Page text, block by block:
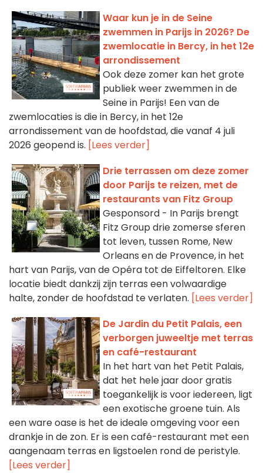
Waar kun je in de Seine
zwemmen in Parijs in 2026? De
zwemlocatie in Bercy, in het 12e
arrondissement
Ook deze zomer kan het grote
publiek weer zwemmen in de
Seine in Parijs! Een van de
zwemlocaties is die in Bercy, in het 12e
arrondissement van de hoofdstad, die vanaf 4 juli
2026 geopend is. [Lees verder]
Drie terrassen om deze zomer
door Parijs te reizen, met de
restaurants van Fitz Group
Gesponsord - In Parijs brengt
Fitz Group drie zomerse sferen
tot leven, tussen Rome, New
Orleans en de Provence, in het
hart van Parijs, van de Opéra tot de Eiffeltoren. Elke
locatie biedt dankzij zijn terras een volwaardige
halte, zonder de hoofdstad te verlaten. [Lees verder]
De Jardin du Petit Palais, een
verborgen juweeltje met terras
en café-restaurant
In het hart van het Petit Palais,
dat het hele jaar door gratis
toegankelijk is voor iedereen, ligt
een exotische groene tuin. Als
een ware oase is het de ideale omgeving voor een
drankje in de zon. Er is een café-restaurant met een
aangenaam terras en ligstoelen rond de peristyle.
[Lees verder]